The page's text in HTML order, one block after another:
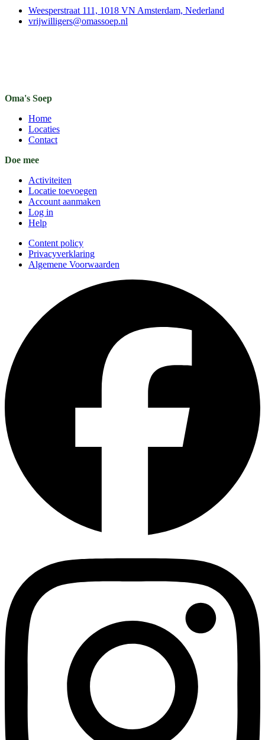
Weesperstraat 111, 1018 VN Amsterdam, Nederland
vrijwilligers@omassoep.nl
Oma's Soep
Home
Locaties
Contact
Doe mee
Activiteiten
Locatie toevoegen
Account aanmaken
Log in
Help
Content policy
Privacyverklaring
Algemene Voorwaarden